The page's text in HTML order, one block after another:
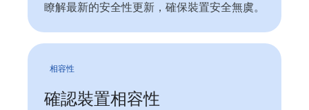
瞭解最新的安全性更新，確保裝置安全無虞。
相容性
確認裝置相容性